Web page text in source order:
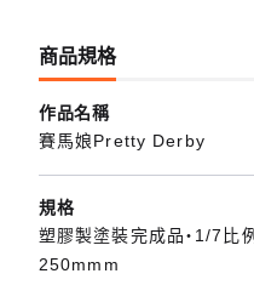
商品規格
作品名稱
賽馬娘Pretty Derby
規格
塑膠製塗裝完成品・1/7比
250mmm